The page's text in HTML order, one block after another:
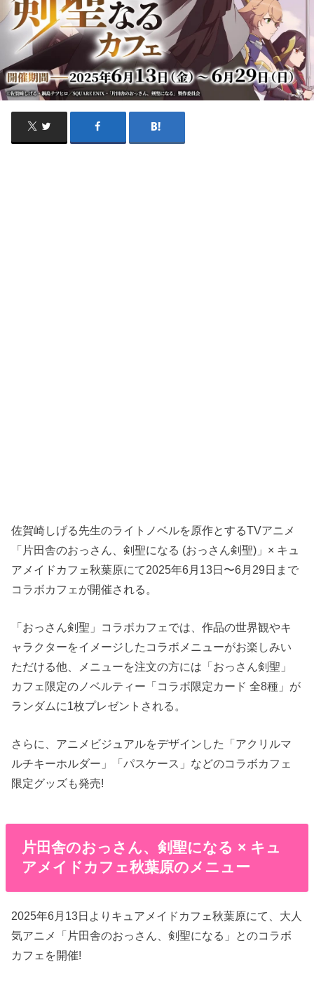
佐賀崎しげる先生のライトノベルを原作とするTVアニメ
「片田舎のおっさん、剣聖になる (おっさん剣聖)」× キュ
アメイドカフェ秋葉原にて2025年6月13日〜6月29日まで
コラボカフェが開催される。
「おっさん剣聖」コラボカフェでは、作品の世界観やキ
ャラクターをイメージしたコラボメニューがお楽しみい
ただける他、メニューを注文の方には「おっさん剣聖」
カフェ限定のノベルティー「コラボ限定カード 全8種」が
ランダムに1枚プレゼントされる。
さらに、アニメビジュアルをデザインした「アクリルマ
ルチキーホルダー」「パスケース」などのコラボカフェ
限定グッズも発売!
片田舎のおっさん、剣聖になる × キュ
アメイドカフェ秋葉原のメニュー
2025年6月13日よりキュアメイドカフェ秋葉原にて、大人
気アニメ「片田舎のおっさん、剣聖になる」とのコラボ
カフェを開催!